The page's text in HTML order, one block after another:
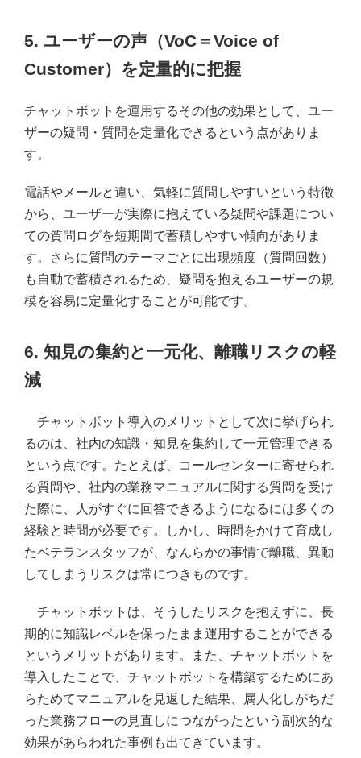
5. ユーザーの声（VoC＝Voice of
Customer）を定量的に把握
チャットボットを運用するその他の効果として、ユー
ザーの疑問・質問を定量化できるという点がありま
す。
電話やメールと違い、気軽に質問しやすいという特徴
から、ユーザーが実際に抱えている疑問や課題につい
ての質問ログを短期間で蓄積しやすい傾向がありま
す。さらに質問のテーマごとに出現頻度（質問回数）
も自動で蓄積されるため、疑問を抱えるユーザーの規
模を容易に定量化することが可能です。
6. 知見の集約と一元化、離職リスクの軽
減
チャットボット導入のメリットとして次に挙げられ
るのは、社内の知識・知見を集約して一元管理できる
という点です。たとえば、コールセンターに寄せられ
る質問や、社内の業務マニュアルに関する質問を受け
た際に、人がすぐに回答できるようになるには多くの
経験と時間が必要です。しかし、時間をかけて育成し
たベテランスタッフが、なんらかの事情で離職、異動
してしまうリスクは常につきものです。
チャットボットは、そうしたリスクを抱えずに、長
期的に知識レベルを保ったまま運用することができる
というメリットがあります。また、チャットボットを
導入したことで、チャットボットを構築するためにあ
らためてマニュアルを見返した結果、属人化しがちだ
った業務フローの見直しにつながったという副次的な
効果があらわれた事例も出てきています。